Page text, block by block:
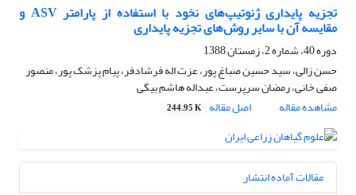
تجزیه پایداری ژنوتیپ‌های نخود با استفاده از پارامتر ASV و
مقایسه آن با سایر روش‌های تجزیه پایداری
دوره 40، شماره 2، زمستان 1388
حسن زالی، سید حسین صباغ پور، عزت اله فرشادفر، پیام پزشک پور، منصور
صفی خانی، رمضان سرپرست، عبداله هاشم بیگی
مشاهده مقاله
اصل مقاله 244.95 K
مقالات آماده انتشار